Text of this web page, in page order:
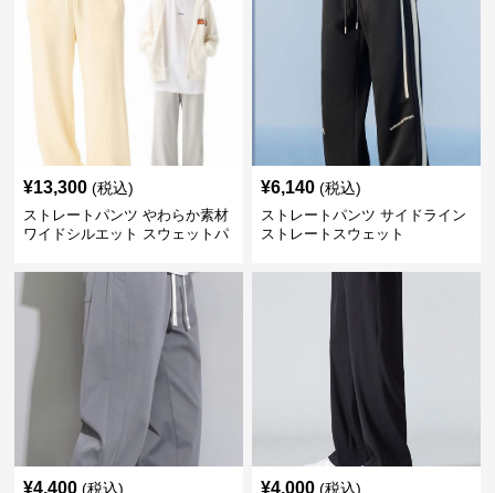
¥13,300 (税込)
ストレートパンツ やわらか素材
ワイドシルエット スウェットパ
¥6,140 (税込)
ストレートパンツ サイドライン
ストレートスウェット
¥4,400 (税込) ¥4,000 (税込)